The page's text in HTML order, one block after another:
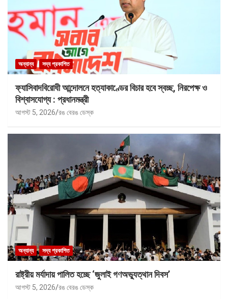
অন্যান্য সদ্য প্রকাশিত
ফ্যাসিবাদবিরোধী আন্দোলনে হত্যাকাণ্ডের বিচার হবে স্বচ্ছ, নিরপেক্ষ ও
বিশ্বাসযোগ্য : প্রধানমন্ত্রী
আগস্ট 5, 2026 রঙ বেরঙ ডেস্ক
অন্যান্য সদ্য প্রকাশিত
রাষ্ট্রীয় মর্যাদায় পালিত হচ্ছে ‘জুলাই গণঅভ্যুত্থান দিবস’
আগস্ট 5, 2026 রঙ বেরঙ ডেস্ক